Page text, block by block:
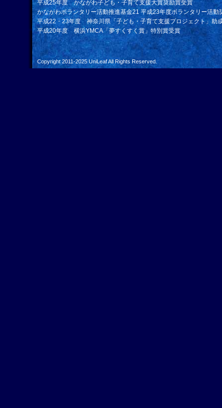
平成25年度 かながわ子ども・子育て支援大賞奨励賞受賞
かながわボランタリー活動推進基金21 平成23年度ボランタリー活動
平成22・23年度 神奈川県「子ども・子育て支援プロジェクト」助
平成20年度 横浜YMCA「夢すくすく賞」特別賞受賞
Copyright 2011-2025 UniLeafAll Rights Reserved.